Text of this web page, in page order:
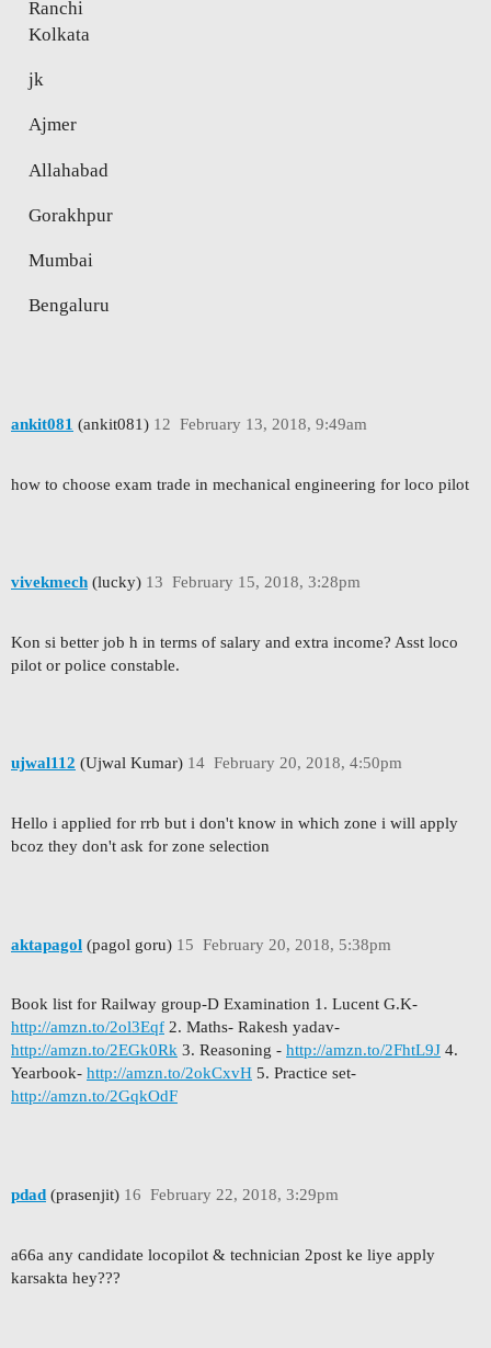
Ranchi
Kolkata
jk
Ajmer
Allahabad
Gorakhpur
Mumbai
Bengaluru
ankit081 (ankit081) February 13, 2018, 9:49am
12
how to choose exam trade in mechanical engineering for loco pilot
vivekmech (lucky) February 15, 2018, 3:28pm
13
Kon si better job h in terms of salary and extra income? Asst loco
pilot or police constable.
ujwal112 (Ujwal Kumar) February 20, 2018, 4:50pm
14
Hello i applied for rrb but i don't know in which zone i will apply
bcoz they don't ask for zone selection
aktapagol (pagol goru) February 20, 2018, 5:38pm
15
Book list for Railway group-D Examination 1. Lucent G.K-
http://amzn.to/2ol3Eqf 2. Maths- Rakesh yadav-
http://amzn.to/2EGk0Rk 3. Reasoning - http://amzn.to/2FhtL9J 4.
Yearbook- http://amzn.to/2okCxvH 5. Practice set-
http://amzn.to/2GqkOdF
pdad (prasenjit) February 22, 2018, 3:29pm
16
a66a any candidate locopilot & technician 2post ke liye apply
karsakta hey???